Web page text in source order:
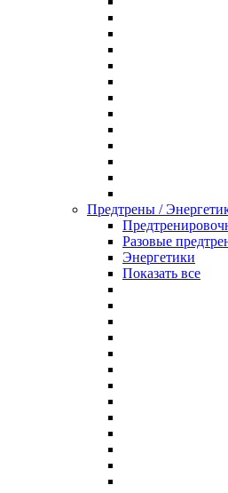
Предтрены /
Разовые
Энергетики
Показать все